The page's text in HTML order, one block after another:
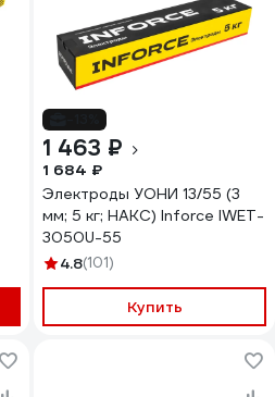
1 463 ₽
1 684 ₽
Электроды УОНИ 13/55 (3
мм; 5 кг; НАКС) Inforce IWET-
3050U-55
4.8(101)
Купить